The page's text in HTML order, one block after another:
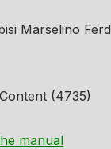
Marselino
(4735)
manual